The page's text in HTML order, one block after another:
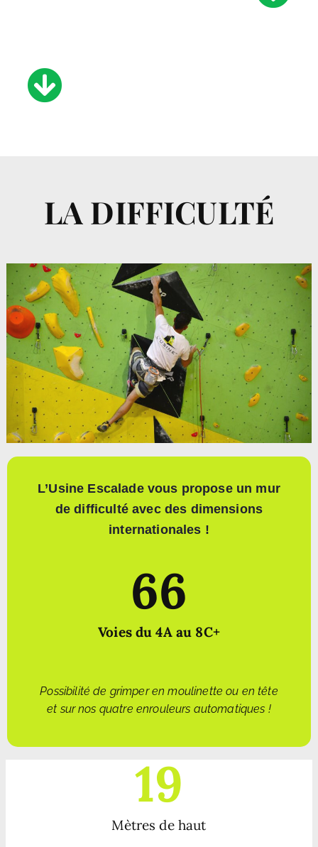
LA DIFFICULTÉ
L’Usine Escalade vous propose un mur
de difficulté avec des dimensions
internationales !
Voies du 4A au 8C+
66
Possibilité de grimper en moulinette ou en tête
et sur nos quatre enrouleurs automatiques !
Mètres de haut
19